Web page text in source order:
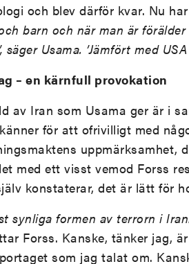
och blev därför kvar. Nu
och barn och när man är
Usama. ’Jämfört med
– en kärnfull provokation
av Iran som Usama ger är i
för att ofrivilligt med
uppmärksamhet,
med ett visst vemod Forss
konstaterar, det är lätt för
synliga formen av terrorn i
Forss. Kanske, tänker jag,
som jag talat om.